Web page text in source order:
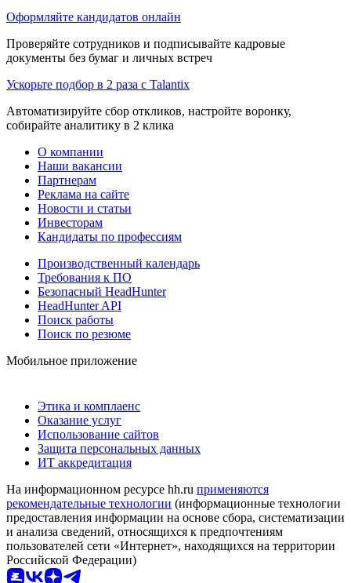
Оформляйте кандидатов онлайн
Проверяйте сотрудников и подписывайте кадровые
документы без бумаг и личных встреч
Ускорьте подбор в 2 раза с Talantix
Автоматизируйте сбор откликов, настройте воронку,
собирайте аналитику в 2 клика
О компании
Наши вакансии
Партнерам
Реклама на сайте
Новости и статьи
Инвесторам
Кандидаты по профессиям
Производственный календарь
Требования к ПО
Безопасный HeadHunter
HeadHunter API
Поиск работы
Поиск по резюме
Мобильное приложение
Этика и комплаенс
Оказание услуг
Использование сайтов
Защита персональных данных
ИТ аккредитация
На информационном ресурсе hh.ru применяются
рекомендательные технологии (информационные технологии
предоставления информации на основе сбора, систематизации
и анализа сведений, относящихся к предпочтениям
пользователей сети «Интернет», находящихся на территории
Российской Федерации)